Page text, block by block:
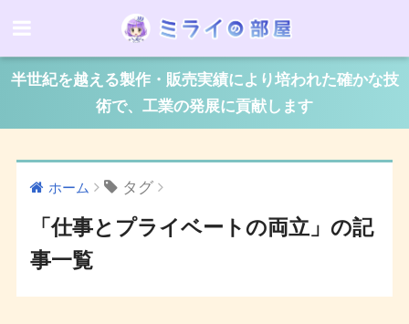
半世紀を越える製作・販売実績により培われた確かな技
術で、工業の発展に貢献します
ホーム タグ
「仕事とプライベートの両立」の記
事一覧